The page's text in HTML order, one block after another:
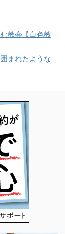
教会【白色教
まれたような